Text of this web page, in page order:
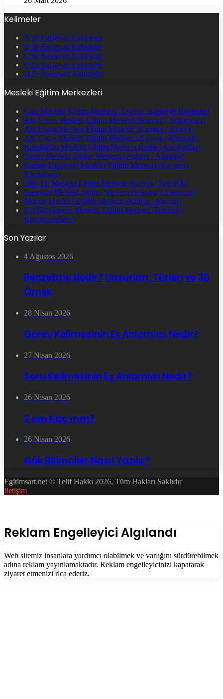
Kelimeler
A ile Başlayan Kelimeler
B ile Başlayan Kelimeler
C ile Başlayan Kelimeler
Ç ile Başlayan Kelimeler
D ile Başlayan Kelimeler
Mesleki Eğitim Merkezleri
Gazi Mesleki Eğitim Merkezi: Telefon, Adres ve Bölümleri
Ahi Evren Mesleki Eğitim Merkezi (İstanbul / Sultangazi)
Ahi Evran Mesleki Eğitim Merkezi (Karatay / Konya)
Ahi Evran Mesleki Eğitim Merkezi (Ankara / Altındağ)
Karabağlar Mesleki Eğitim Merkezi (İzmir / Karabağlar)
Siteler Mesleki Eğitim Merkezi (Ankara / Altındağ)
Osman Düşüngel Mesleki Eğitim Merkezi (Kayseri /
Kocasinan)
100. Yıl Mesleki Eğitim Merkezi (Konya / Selçuklu)
Esenyurt Mesleki Eğitim Merkezi (İstanbul / Esenyurt)
Meram Mesleki Eğitim Merkezi (Konya / Meram)
Küçükçekmece Mesleki Eğitim Merkezi (İstanbul /
Küçükçekmece)
Son Yazılar
4 Ağustos 2026
Benzetme Nedir? Unsurları, Türleri ve 30
Örnek
28 Nisan 2026
Görev Kelimesinin Eş Anlamlısı Nedir?
27 Nisan 2026
Soru Kelimesinin Eş Anlamlısı Nedir?
26 Nisan 2026
2 cm Kaç mm?
26 Nisan 2026
Gök Bilimciler Nasıl Yazılır?
Egitimsart.net © Telif Hakkı 2026, Tüm Hakları Saklıdır
İletişim
Kapalı
Reklam Engelleyici Algılandı
Web sitemiz insanlara yardımcı olabilmek ve varlığını sürdürebilmek
adına reklam yayınlamaktadır. Reklam engelleyicinizi kapatarak
ziyaret etmenizi rica ederiz.